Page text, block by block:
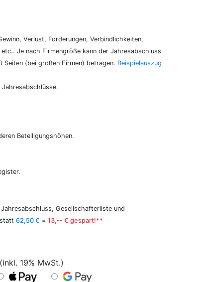
Verlust, Forderungen, Verbindlichkeiten,
Je nach Firmengröße kann der Jahresabschluss
Seiten (bei großen Firmen) betragen. Beispielauszug
Beteiligungshöhen.
Gesellschafterliste und
62,50 € = 13,-- € gespart!**
(inkl. 19% MwSt.)